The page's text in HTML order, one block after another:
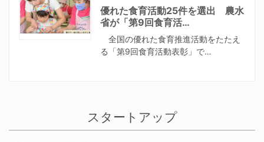
優れた食育活動25件を選出 農水
省が「第9回食育活…
全国の優れた食育推進活動をたたえ
る「第9回食育活動表彰」で…
スタートアップ